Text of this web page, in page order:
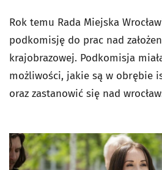
Rok temu Rada Miejska
podkomisję do prac nad
krajobrazowej. Podkomisja
możliwości, jakie są w obrębie
oraz zastanowić się nad